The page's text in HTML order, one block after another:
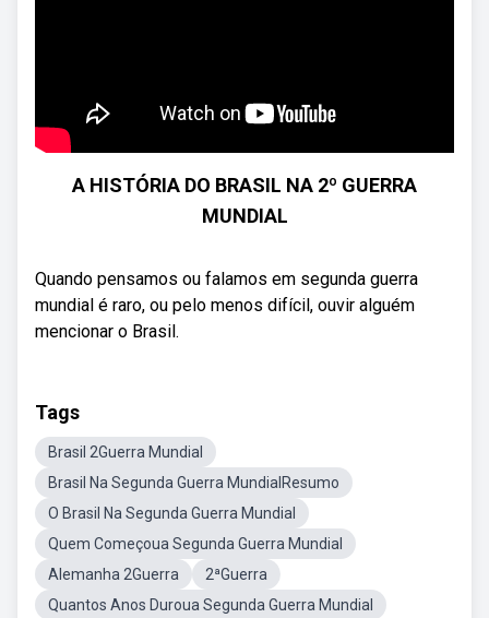
A HISTÓRIA DO BRASIL NA 2º GUERRA
MUNDIAL
Quando pensamos ou falamos em segunda guerra
mundial é raro, ou pelo menos difícil, ouvir alguém
mencionar o Brasil.
Tags
Brasil 2Guerra Mundial
Brasil Na Segunda Guerra MundialResumo
O Brasil Na Segunda Guerra Mundial
Quem Começoua Segunda Guerra Mundial
Alemanha 2Guerra
2ªGuerra
Quantos Anos Duroua Segunda Guerra Mundial